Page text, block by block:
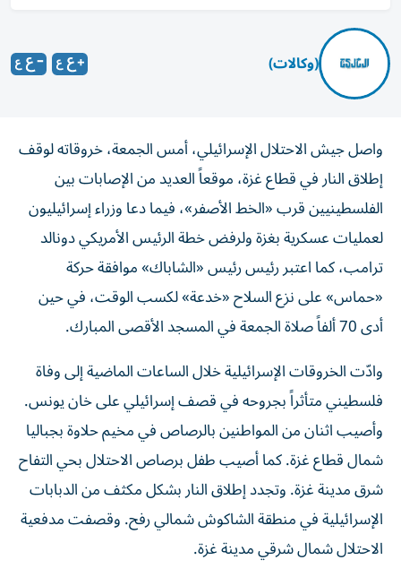
(وكالات)
واصل جيش الاحتلال الإسرائيلي، أمس الجمعة، خروقاته لوقف
إطلاق النار في قطاع غزة، موقعاً العديد من الإصابات بين
الفلسطينيين قرب «الخط الأصفر»، فيما دعا وزراء إسرائيليون
لعمليات عسكرية بغزة ولرفض خطة الرئيس الأمريكي دونالد
ترامب، كما اعتبر رئيس رئيس «الشاباك» موافقة حركة
«حماس» على نزع السلاح «خدعة» لكسب الوقت، في حين
أدى 70 ألفاً صلاة الجمعة في المسجد الأقصى المبارك.
وادّت الخروقات الإسرائيلية خلال الساعات الماضية إلى وفاة
فلسطيني متأثراً بجروحه في قصف إسرائيلي على خان يونس.
وأصيب اثنان من المواطنين بالرصاص في مخيم حلاوة بجباليا
شمال قطاع غزة. كما أصيب طفل برصاص الاحتلال بحي التفاح
شرق مدينة غزة. وتجدد إطلاق النار بشكل مكثف من الدبابات
الإسرائيلية في منطقة الشاكوش شمالي رفح. وقصفت مدفعية
الاحتلال شمال شرقي مدينة غزة.